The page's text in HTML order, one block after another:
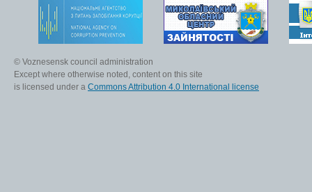
© Voznesensk council administration
Except where otherwise noted, content on this site
is licensed under a Commons Attribution 4.0 International license